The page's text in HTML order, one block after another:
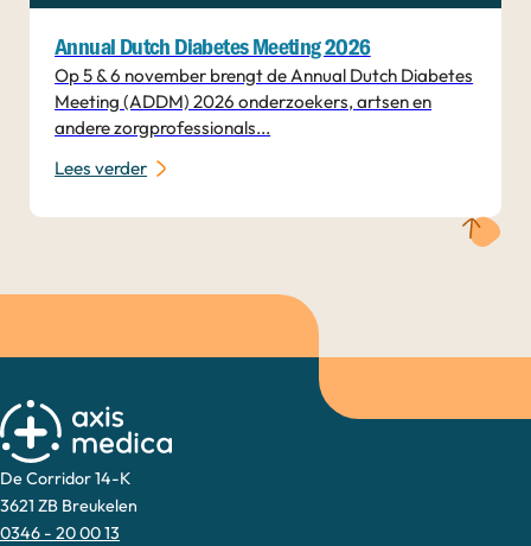
Annual Dutch Diabetes Meeting 2026
Op 5 & 6 november brengt de Annual Dutch Diabetes
Meeting (ADDM) 2026 onderzoekers, artsen en
andere zorgprofessionals...
Lees verder
De Corridor 14-K
3621 ZB Breukelen
0346 - 20 00 13